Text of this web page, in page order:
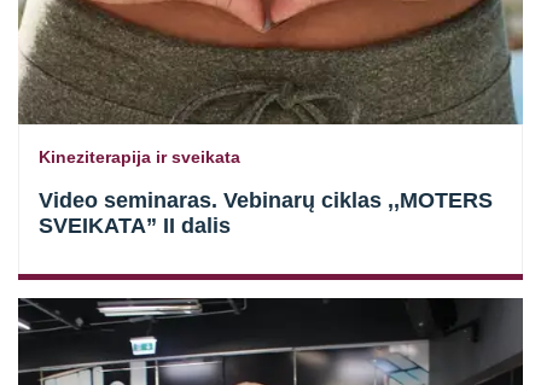
Kineziterapija ir sveikata
Video seminaras. Vebinarų ciklas ,,MOTERS
SVEIKATA” II dalis